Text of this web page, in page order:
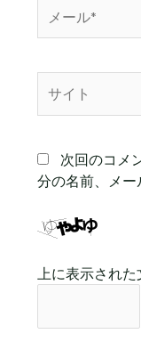
ー
*
次回のコメ
分の名前、メー
上に表示され